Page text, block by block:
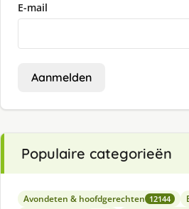
E-mail
Aanmelden
Populaire categorieën
Avondeten & hoofdgerechten 12144